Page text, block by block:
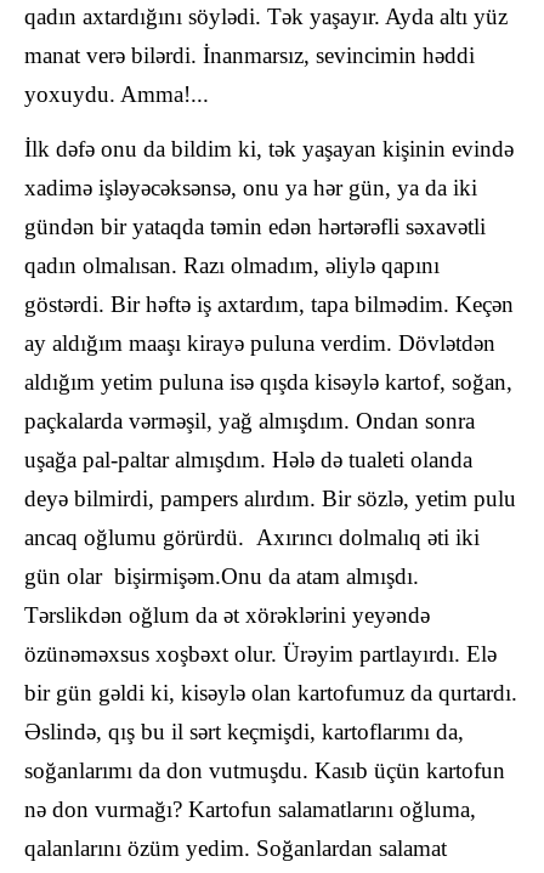
qadın axtardığını söylədi. Tək yaşayır. Ayda altı yüz
manat verə bilərdi. İnanmarsız, sevincimin həddi
yoxuydu. Amma!...
İlk dəfə onu da bildim ki, tək yaşayan kişinin evində
xadimə işləyəcəksənsə, onu ya hər gün, ya da iki
gündən bir yataqda təmin edən hərtərəfli səxavətli
qadın olmalısan. Razı olmadım, əliylə qapını
göstərdi. Bir həftə iş axtardım, tapa bilmədim. Keçən
ay aldığım maaşı kirayə puluna verdim. Dövlətdən
aldığım yetim puluna isə qışda kisəylə kartof, soğan,
paçkalarda vərməşil, yağ almışdım. Ondan sonra
uşağa pal-paltar almışdım. Hələ də tualeti olanda
deyə bilmirdi, pampers alırdım. Bir sözlə, yetim pulu
ancaq oğlumu görürdü. Axırıncı dolmalıq əti iki
gün olar bişirmişəm.Onu da atam almışdı.
Tərslikdən oğlum da ət xörəklərini yeyəndə
özünəməxsus xoşbəxt olur. Ürəyim partlayırdı. Elə
bir gün gəldi ki, kisəylə olan kartofumuz da qurtardı.
Əslində, qış bu il sərt keçmişdi, kartoflarımı da,
soğanlarımı da don vutmuşdu. Kasıb üçün kartofun
nə don vurmağı? Kartofun salamatlarını oğluma,
qalanlarını özüm yedim. Soğanlardan salamat